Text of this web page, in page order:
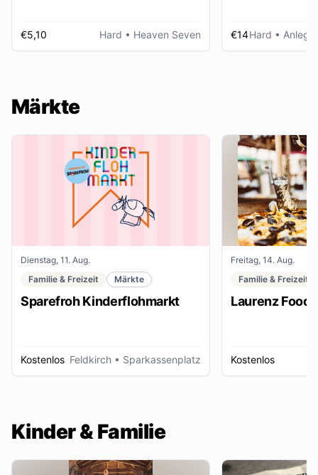
€5,10 Hard • Heaven Seven €14Hard •
Märkte
Dienstag, 11. Aug.
Familie & Freizeit
Märkte
Sparefroh Kinderflohmarkt
Kostenlos Feldkirch • Sparkassenplatz
Freitag, 14. Aug.
Familie & Freizeit
Laurenz Food
Kostenlos
Kinder & Familie